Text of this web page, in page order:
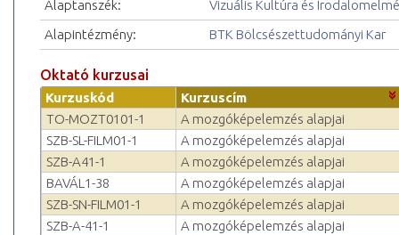
Alaptanszék:
Vizuális Kultúra és
Alapintézmény:
BTK Bölcsészettudományi Kar
Oktató kurzusai
Kurzuskód
Kurzuscím
TO-MOZT0101-1
A mozgóképelemzés alapjai
SZB-SL-FILM01-1
A mozgóképelemzés alapjai
SZB-A41-1
A mozgóképelemzés alapjai
BAVÁL1-38
A mozgóképelemzés alapjai
SZB-SN-FILM01-1
A mozgóképelemzés alapjai
SZB-A-41-1
A mozgóképelemzés alapjai